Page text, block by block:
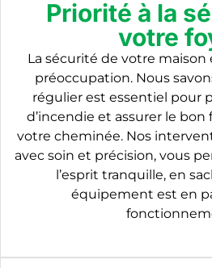
Priorité à la
votre
La sécurité de votre
préoccupation. Nous
régulier est essentiel pour
d’incendie et assurer le
votre cheminée. Nos
avec soin et précision, vous
l’esprit tranquille, en
équipement est en